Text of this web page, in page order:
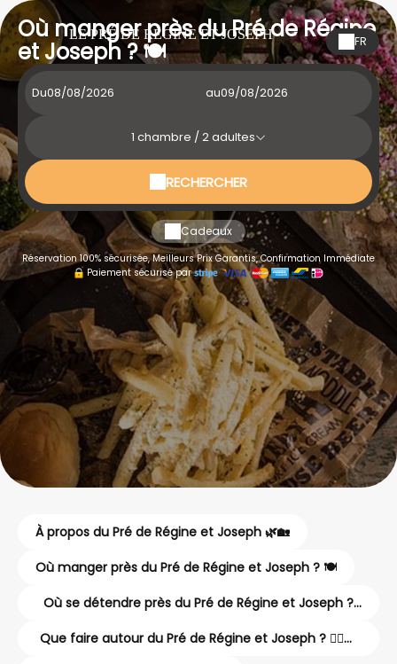
LE PRÉ DE RÉGINE ET JOSEPH FR
Où manger près du Pré de Régine
et Joseph ? 🍽️
Du au
1 chambre /2adultes
RECHERCHER
Cadeaux
Réservation 100% sécurisée, Meilleurs Prix Garantis, Confirmation Immédiate
Paiement sécurisé par
À propos du Pré de Régine et Joseph 🌿🏡
Où manger près du Pré de Régine et Joseph ? 🍽️
Où se détendre près du Pré de Régine et Joseph ?
Que faire autour du Pré de Régine et Joseph ? 🚶‍♂️🚴‍♀️